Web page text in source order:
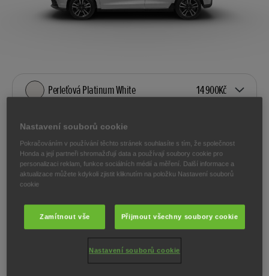
Perleťová Platinum White 14 900Kč
Nastavení souborů cookie
Pokračováním v používání těchto stránek souhlasíte s tím, že společnost
Honda a její partneři shromažďují data a používají soubory cookie pro
personalizaci reklam, funkce sociálních médií a měření. Další informace a
aktualizace můžete kdykoli zjistit kliknutím na položku Nastavení souborů
cookie
Zamítnout vše Přijmout všechny soubory cookie
Nastavení souborů cookie